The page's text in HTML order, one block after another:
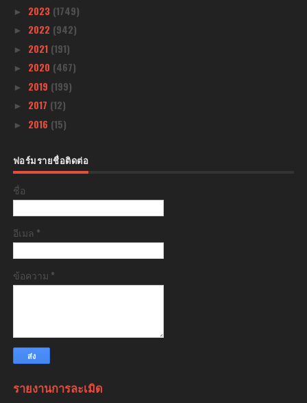
► 2023 (1749)
► 2022 (942)
► 2021 (191)
► 2020 (467)
► 2019 (199)
► 2017 (12)
► 2016 (15)
ฟอร์มรายชื่อติดต่อ
ชื่อ
อีเมล *
ข้อความ *
รายงานการละเมิด